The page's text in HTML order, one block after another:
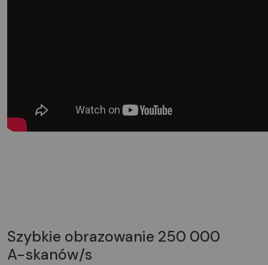
Szybkie obrazowanie 250 000
A-skanów/s